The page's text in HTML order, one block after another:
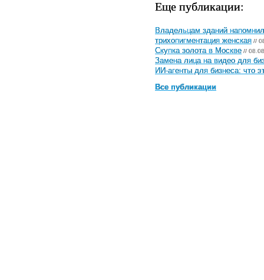
Еще публикации:
Владельцам зданий
трихопигментация женская //
Скупка золота в Москве //
Замена лица на видео для
ИИ-агенты для бизнеса: что
Все публикации